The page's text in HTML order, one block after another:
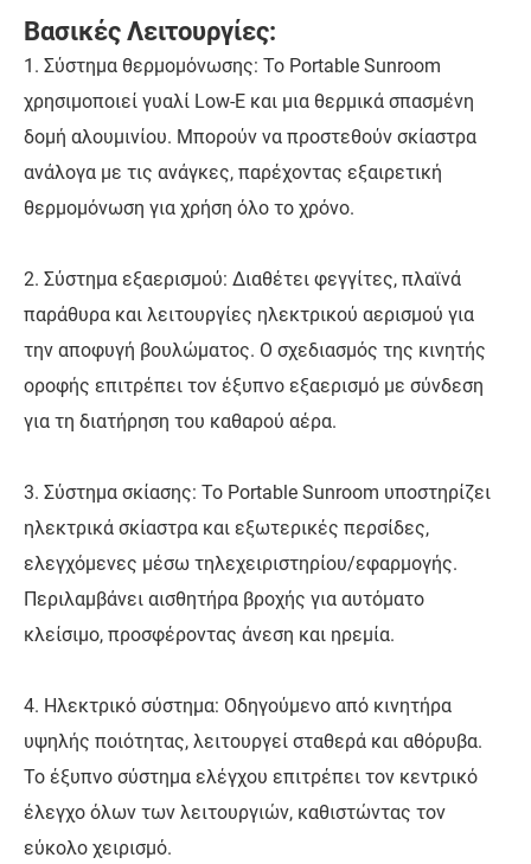
Βασικές Λειτουργίες:
1. Σύστημα θερμομόνωσης: Το Portable Sunroom
χρησιμοποιεί γυαλί Low-E και μια θερμικά σπασμένη
δομή αλουμινίου. Μπορούν να προστεθούν σκίαστρα
ανάλογα με τις ανάγκες, παρέχοντας εξαιρετική
θερμομόνωση για χρήση όλο το χρόνο.
2. Σύστημα εξαερισμού: Διαθέτει φεγγίτες, πλαϊνά
παράθυρα και λειτουργίες ηλεκτρικού αερισμού για
την αποφυγή βουλώματος. Ο σχεδιασμός της κινητής
οροφής επιτρέπει τον έξυπνο εξαερισμό με σύνδεση
για τη διατήρηση του καθαρού αέρα.
3. Σύστημα σκίασης: Το Portable Sunroom υποστηρίζει
ηλεκτρικά σκίαστρα και εξωτερικές περσίδες,
ελεγχόμενες μέσω τηλεχειριστηρίου/εφαρμογής.
Περιλαμβάνει αισθητήρα βροχής για αυτόματο
κλείσιμο, προσφέροντας άνεση και ηρεμία.
4. Ηλεκτρικό σύστημα: Οδηγούμενο από κινητήρα
υψηλής ποιότητας, λειτουργεί σταθερά και αθόρυβα.
Το έξυπνο σύστημα ελέγχου επιτρέπει τον κεντρικό
έλεγχο όλων των λειτουργιών, καθιστώντας τον
εύκολο χειρισμό.